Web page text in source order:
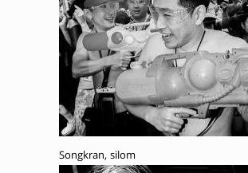
Songkran, silom